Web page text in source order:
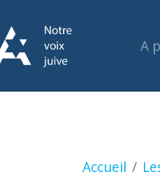
A
Accueil